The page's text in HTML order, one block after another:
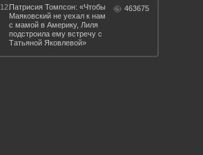
12.Патрисия Томпсон: «Чтобы
Маяковский не уехал к нам
с мамой в Америку, Лиля
подстроила ему встречу с
Татьяной Яковлевой»
463675